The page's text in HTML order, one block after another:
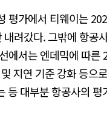
평가에서 티웨이는
려갔다. 그밖에 항공
에서는 엔데믹에 따른
지연 기준 강화 등으
등 대부분 항공사의 평